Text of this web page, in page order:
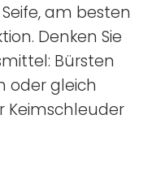
am besten
Denken Sie
Bürsten
oder gleich
Keimschleuder